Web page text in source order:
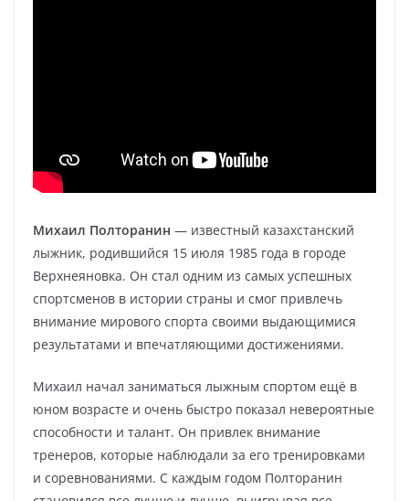
Михаил Полторанин — известный казахстанский
лыжник, родившийся 15 июля 1985 года в городе
Верхнеяновка. Он стал одним из самых успешных
спортсменов в истории страны и смог привлечь
внимание мирового спорта своими выдающимися
результатами и впечатляющими достижениями.
Михаил начал заниматься лыжным спортом ещё в
юном возрасте и очень быстро показал невероятные
способности и талант. Он привлек внимание
тренеров, которые наблюдали за его тренировками
и соревнованиями. С каждым годом Полторанин